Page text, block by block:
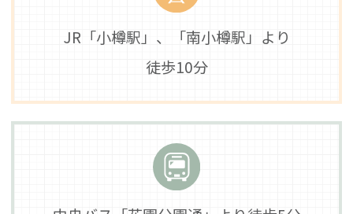
JR「小樽駅」、「南小樽駅」より
徒歩10分